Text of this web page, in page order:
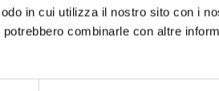
in cui utilizza il nostro sito con i
combinarle con altre